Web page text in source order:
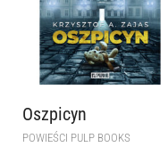
Oszpicyn
POWIEŚCI PULP BOOKS